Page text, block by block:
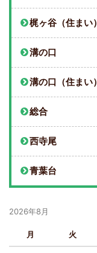
梶ヶ谷（住まい）
溝の口
溝の口（住まい）
総合
西寺尾
青葉台
2026年8月
月 火